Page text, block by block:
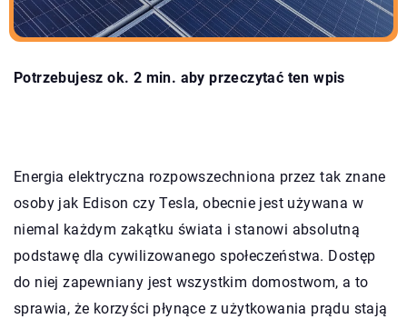
Potrzebujesz ok. 2 min. aby przeczytać ten wpis
Energia elektryczna rozpowszechniona przez tak znane
osoby jak Edison czy Tesla, obecnie jest używana w
niemal każdym zakątku świata i stanowi absolutną
podstawę dla cywilizowanego społeczeństwa. Dostęp
do niej zapewniany jest wszystkim domostwom, a to
sprawia, że korzyści płynące z użytkowania prądu stają